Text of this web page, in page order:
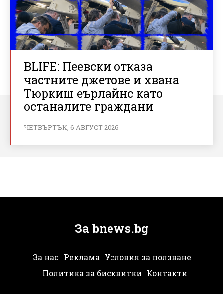
BLIFE: Пеевски отказа
частните джетове и хвана
Тюркиш еърлайнс като
останалите граждани
ЧЕТВЪРТЪК, 6 АВГУСТ 2026
За bnews.bg
За нас Реклама Условия за ползване
Политика за бисквитки Контакти